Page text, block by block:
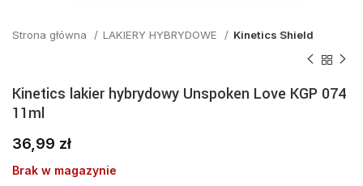
Strona główna LAKIERY HYBRYDOWE Kinetics Shield
Kinetics lakier hybrydowy Unspoken Love KGP 074
11ml
36,99 zł
Brak w magazynie